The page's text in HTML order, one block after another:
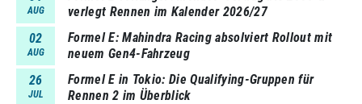
AUG
verlegt Rennen im Kalender 2026/27
02
AUG
Formel E: Mahindra Racing absolviert Rollout mit
neuem Gen4-Fahrzeug
26
JUL
Formel E in Tokio: Die Qualifying-Gruppen für
Rennen 2 im Überblick